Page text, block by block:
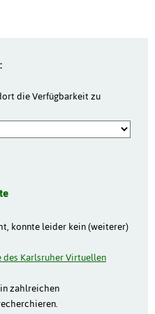
die Verfügbarkeit zu
konnte leider kein (weiterer)
des Karlsruher Virtuellen
zahlreichen